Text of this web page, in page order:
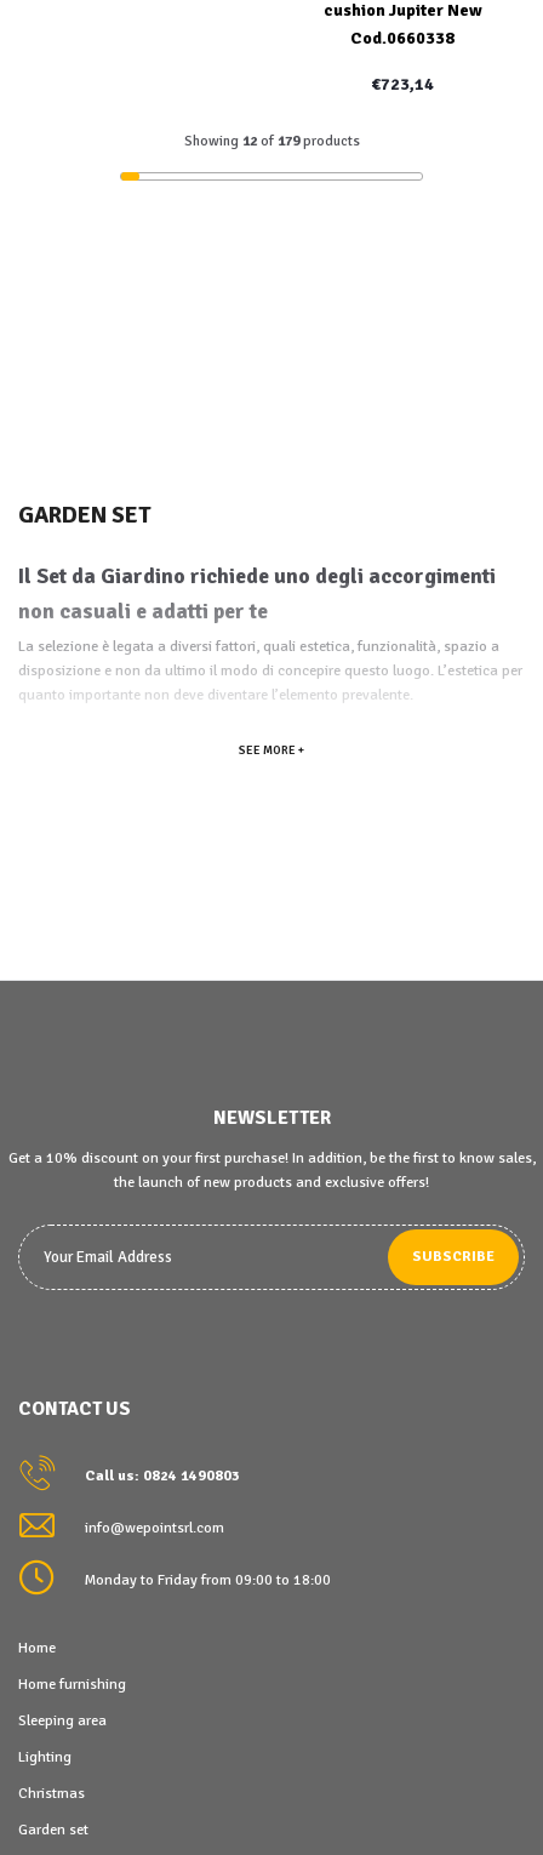
cushion Jupiter New
Cod.0660338
€723,14
Showing 12of 179products
GARDEN SET
Il Set da Giardino richiede uno degli accorgimenti
non casuali e adatti per te
La selezione è legata a diversi fattori, quali estetica, funzionalità, spazio a
disposizione e non da ultimo il modo di concepire questo luogo. L’estetica per
quanto importante non deve diventare l’elemento prevalente.
SEE MORE +
NEWSLETTER
Get a 10% discount on your first purchase! In addition, be the first to know sales,
the launch of new products and exclusive offers!
SUBSCRIBE
CONTACT US
Call us: 0824 1490803
info@wepointsrl.com
Monday to Friday from 09:00 to 18:00
Home
Home furnishing
Sleeping area
Lighting
Christmas
Garden set